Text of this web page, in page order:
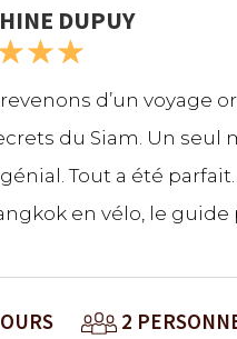
DUPUY
☆☆
d’un voyage
du Siam. Un seul
Tout a été
en vélo, le guide
guide extraordinaire,
2
vers vous
voyage en